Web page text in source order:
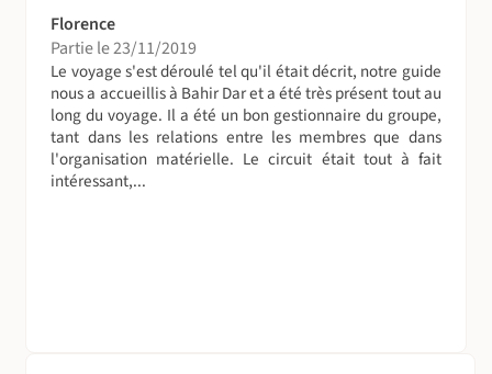
On se déplace comment sur place ?
En minibus ou coaster bus
A pied
Les routes reliant Addis Abeba aux principales villes du
Pays ont été récemment rénovées. Cependant des pannes
peuvent, aussi, survenir lors de votre voyage, nous vous
demandons d’être patients et de profiter de ces moments
Florence
Partie le 23/11/2019
Le voyage s'est déroulé tel qu'il était décrit, notre guide
nous a accueillis à Bahir Dar et a été très présent tout au
long du voyage. Il a été un bon gestionnaire du groupe,
tant dans les relations entre les membres que dans
l'organisation matérielle. Le circuit était tout à fait
intéressant,...